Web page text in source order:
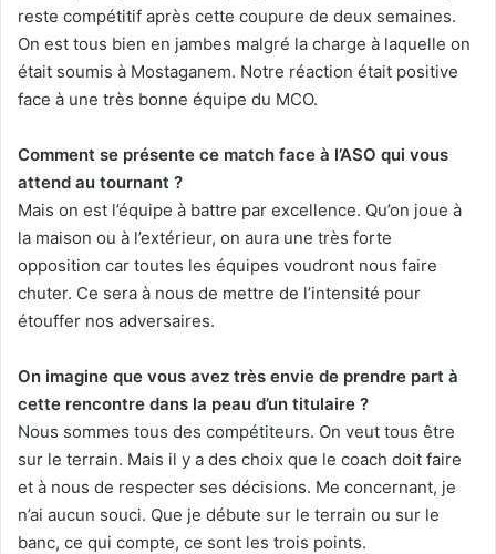
reste compétitif après cette coupure de deux semaines.
On est tous bien en jambes malgré la charge à laquelle on
était soumis à Mostaganem. Notre réaction était positive
face à une très bonne équipe du MCO.
Comment se présente ce match face à l’ASO qui vous
attend au tournant ?
Mais on est l’équipe à battre par excellence. Qu’on joue à
la maison ou à l’extérieur, on aura une très forte
opposition car toutes les équipes voudront nous faire
chuter. Ce sera à nous de mettre de l’intensité pour
étouffer nos adversaires.
On imagine que vous avez très envie de prendre part à
cette rencontre dans la peau d’un titulaire ?
Nous sommes tous des compétiteurs. On veut tous être
sur le terrain. Mais il y a des choix que le coach doit faire
et à nous de respecter ses décisions. Me concernant, je
n’ai aucun souci. Que je débute sur le terrain ou sur le
banc, ce qui compte, ce sont les trois points.